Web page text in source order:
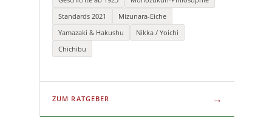
Standards 2021
Mizunara-Eiche
Yamazaki & Hakushu
Nikka / Yoichi
Chichibu
ZUM RATGEBER →